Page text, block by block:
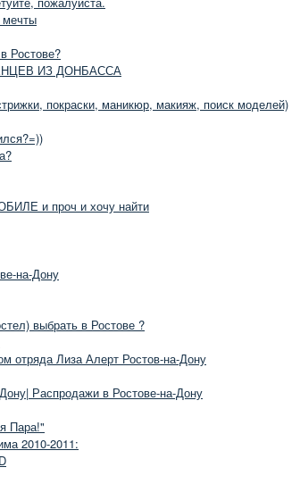
мечты
Ростове?
ИЗ ДОНБАССА
покраски, маникюр, макияж, поиск моделей)
и проч и хочу найти
на-Дону
выбрать в Ростове ?
отряда Лиза Алерт Ростов-на-Дону
Распродажи в Ростове-на-Дону
Пара!"
2010-2011: